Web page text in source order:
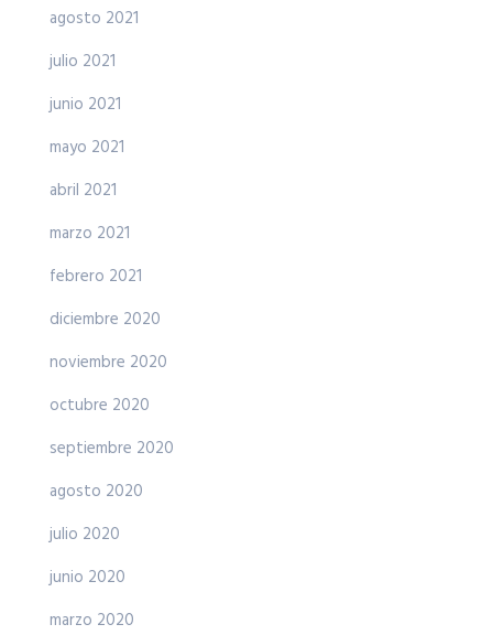
agosto 2021
julio 2021
junio 2021
mayo 2021
abril 2021
marzo 2021
febrero 2021
diciembre 2020
noviembre 2020
octubre 2020
septiembre 2020
agosto 2020
julio 2020
junio 2020
marzo 2020